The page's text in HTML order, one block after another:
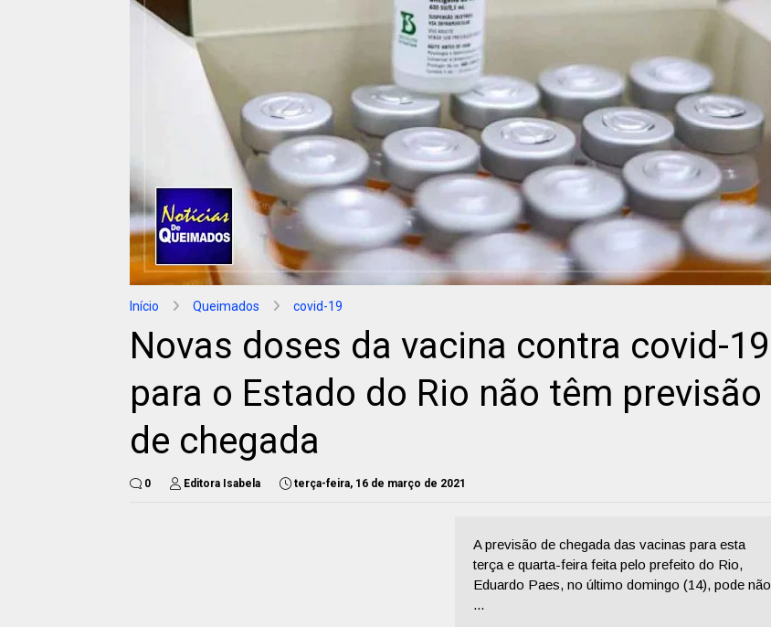
Início Queimados covid-19
Novas doses da vacina contra covid-19
para o Estado do Rio não têm previsão
de chegada
0 Editora Isabela terça-feira, 16 de março de 2021
A previsão de chegada das vacinas para esta
terça e quarta-feira feita pelo prefeito do Rio,
Eduardo Paes, no último domingo (14), pode não
...